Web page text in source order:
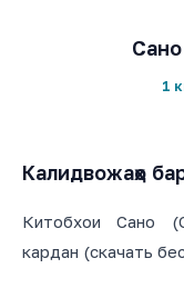
Сано
1
Калидвожаҳо
Китобхои Сано
кардан (скачать